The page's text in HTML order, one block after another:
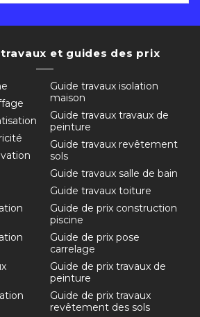
et guides des prix
Guide travaux isolation
maison
Guide travaux travaux de
peinture
Guide travaux revêtement
sols
Guide travaux salle de bain
Guide travaux toiture
Guide de prix construction
piscine
Guide de prix pose
carrelage
Guide de prix travaux de
peinture
Guide de prix travaux
revêtement des sols